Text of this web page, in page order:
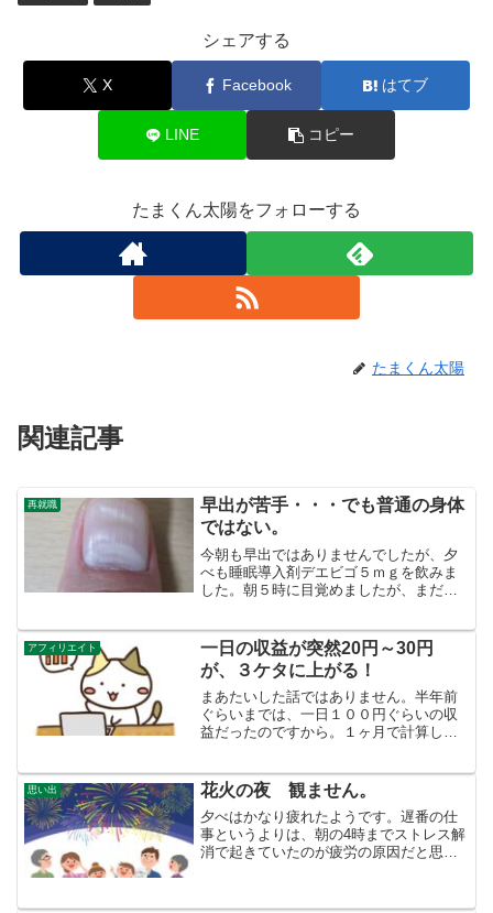
シェアする
X Facebook はてブ
LINE コピー
たまくん太陽をフォローする
たまくん太陽
関連記事
再就職
早出が苦手・・・でも普通の身体
ではない。
今朝も早出ではありませんでしたが、夕
べも睡眠導入剤デエビゴ５ｍｇを飲みま
した。朝５時に目覚めましたが、まだ眠
眠りました。何時間寝れば気が済むので
しょう。夜の１０時過ぎに...
アフィリエイト
一日の収益が突然20円～30円
が、３ケタに上がる！
まあたいした話ではありません。半年前
ぐらいまでは、一日１００円ぐらいの収
益だったのですから。１ヶ月で計算して
たのが、１週間ぐらい前から、１００円
を超えるようになってほっと...
思い出 花火の夜 観ません。
夕べはかなり疲れたようです。遅番の仕
事というよりは、朝の4時までストレス解
消で起きていたのが疲労の原因だと思わ
どんどんと太鼓をたたいたような音が聞